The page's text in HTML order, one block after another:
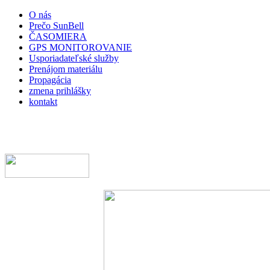
O nás
Prečo SunBell
ČASOMIERA
GPS MONITOROVANIE
Usporiadateľské služby
Prenájom materiálu
Propagácia
zmena prihlášky
kontakt